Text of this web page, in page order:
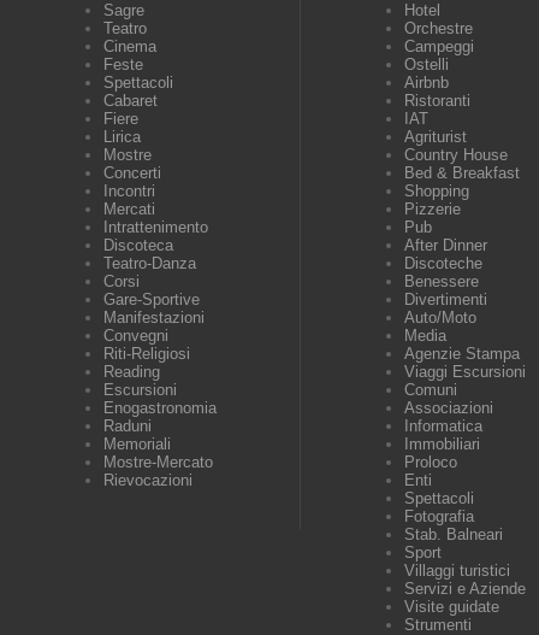
Sagre
Teatro
Cinema
Feste
Spettacoli
Cabaret
Fiere
Lirica
Mostre
Concerti
Incontri
Mercati
Intrattenimento
Discoteca
Teatro-Danza
Corsi
Gare-Sportive
Manifestazioni
Convegni
Riti-Religiosi
Reading
Escursioni
Enogastronomia
Raduni
Memoriali
Mostre-Mercato
Rievocazioni
Hotel
Orchestre
Campeggi
Ostelli
Airbnb
Ristoranti
IAT
Agriturist
Country House
Bed & Breakfast
Shopping
Pizzerie
Pub
After Dinner
Discoteche
Benessere
Divertimenti
Auto/Moto
Media
Agenzie Stampa
Viaggi Escursioni
Comuni
Associazioni
Informatica
Immobiliari
Proloco
Enti
Spettacoli
Fotografia
Stab. Balneari
Sport
Villaggi turistici
Servizi e Aziende
Visite guidate
Strumenti